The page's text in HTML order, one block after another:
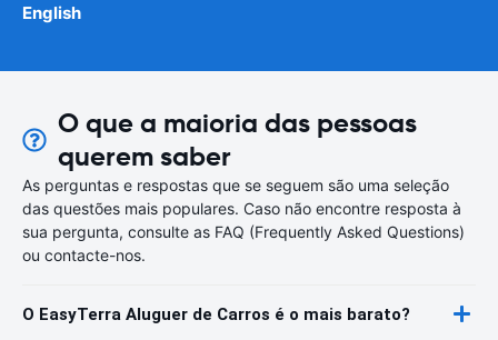
English
O que a maioria das pessoas
querem saber
As perguntas e respostas que se seguem são uma seleção
das questões mais populares. Caso não encontre resposta à
sua pergunta, consulte as FAQ (Frequently Asked Questions)
ou contacte-nos.
O EasyTerra Aluguer de Carros é o mais barato?